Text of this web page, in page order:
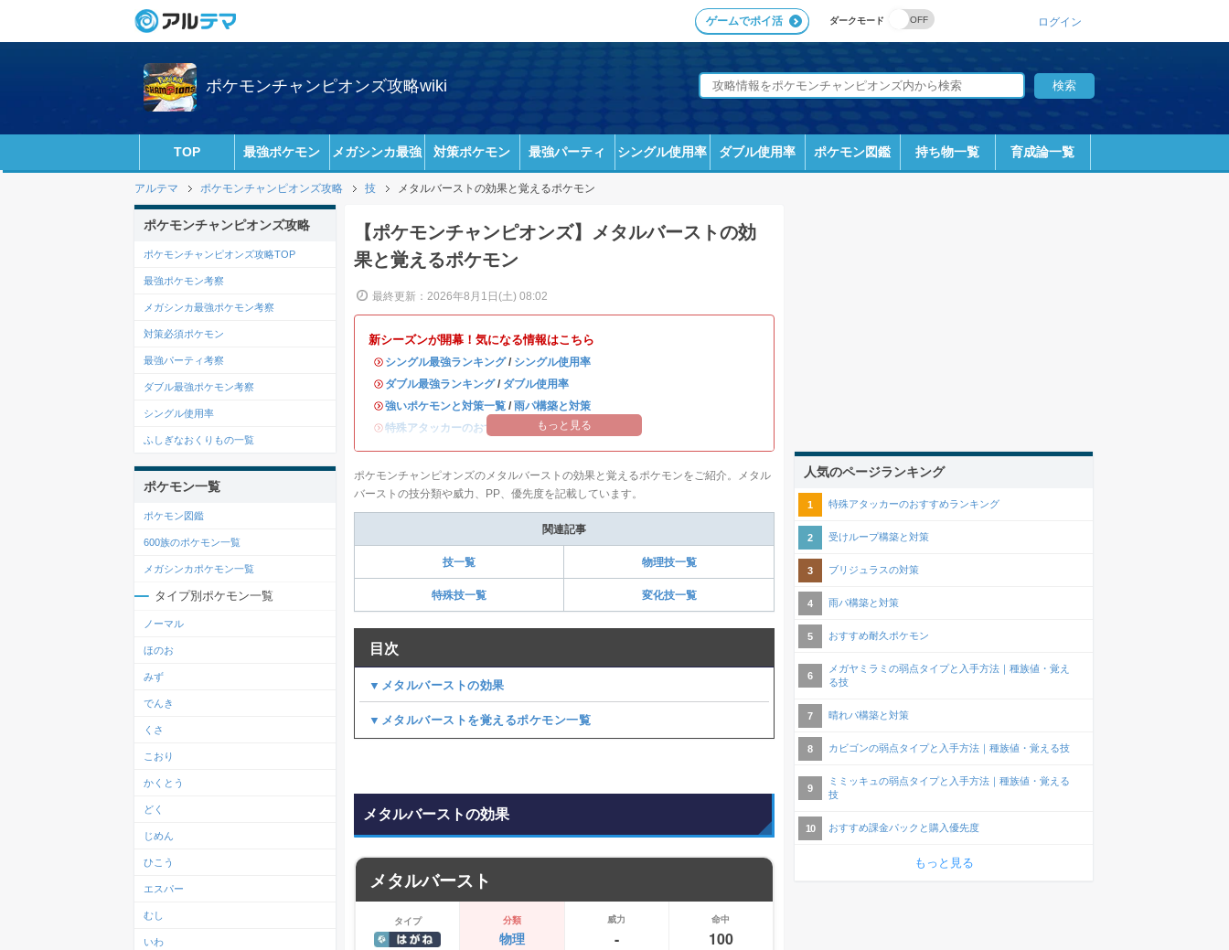
ダークモード
ゲームでポイ活 ログイン
ポケモンチャンピオンズ攻略wiki
TOP 最強ポケモン メガシンカ最強 対策ポケモン 最強パーティ シングル使用率 ダブル使用率 ポケモン図鑑 持ち物一覧 育成論一覧
アルテマ ポケモンチャンピオンズ攻略 技 メタルバーストの効果と覚えるポケモン
【ポケモンチャンピオンズ】メタルバーストの効
果と覚えるポケモン
最終更新：2026年8月1日(土) 08:02
新シーズンが開幕！気になる情報はこちら
・ シングル最強ランキング/ シングル使用率
・ ダブル最強ランキング/ ダブル使用率
・強いポケモンと対策一覧 / 雨パ構築と対策
・特殊アタッカーのおすすめランキング
もっと見る
ポケモンチャンピオンズのメタルバーストの効果と覚えるポケモンをご紹介。メタル
バーストの技分類や威力、PP、優先度を記載しています。
関連記事
技一覧 物理技一覧
特殊技一覧 変化技一覧
目次
▼メタルバーストの効果
▼メタルバーストを覚えるポケモン一覧
メタルバーストの効果
メタルバースト
タイプ 分類
物理
威力
-
命中
100
ポケモンチャンピオンズ攻略
ポケモンチャンピオンズ攻略TOP
最強ポケモン考察
メガシンカ最強ポケモン考察
対策必須ポケモン
最強パーティ考察
ダブル最強ポケモン考察
シングル使用率
ふしぎなおくりもの一覧
ポケモン一覧
ポケモン図鑑
600族のポケモン一覧
メガシンカポケモン一覧
タイプ別ポケモン一覧
ノーマル
ほのお
みず
でんき
くさ
こおり
かくとう
どく
じめん
ひこう
エスパー
むし
いわ
人気のページランキング
特殊アタッカーのおすすめランキング
受けループ構築と対策
ブリジュラスの対策
雨パ構築と対策
おすすめ耐久ポケモン
メガヤミラミの弱点タイプと入手方法｜種族値・覚え
る技
晴れパ構築と対策
カビゴンの弱点タイプと入手方法｜種族値・覚える技
ミミッキュの弱点タイプと入手方法｜種族値・覚える
技
おすすめ課金パックと購入優先度
もっと見る